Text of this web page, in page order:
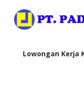
Lowongan Kerja